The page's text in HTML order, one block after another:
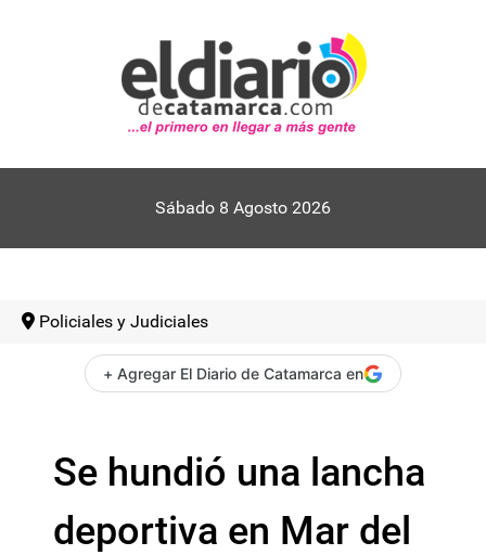
Sábado 8 Agosto 2026
Policiales y Judiciales
+ Agregar El Diario de Catamarca en
Se hundió una lancha
deportiva en Mar del